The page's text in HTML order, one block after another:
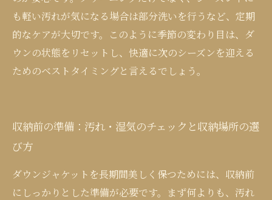
も軽い汚れが気になる場合は部分洗いを行うなど、定期
的なケアが大切です。このように季節の変わり目は、ダ
ウンの状態をリセットし、快適に次のシーズンを迎える
ためのベストタイミングと言えるでしょう。
収納前の準備：汚れ・湿気のチェックと収納場所の選
び方
ダウンジャケットを長期間美しく保つためには、収納前
にしっかりとした準備が必要です。まず何よりも、汚れ